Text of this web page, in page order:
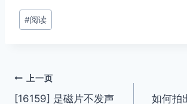
文
章
#阅读
文上一页
[16159] 是磁片不发声
如何拍